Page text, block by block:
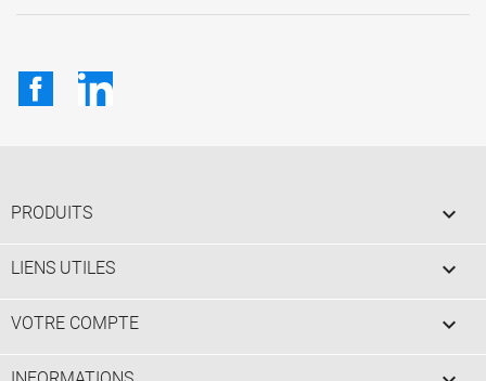
Facebook
PRODUITS 
LIENS UTILES 
VOTRE COMPTE 